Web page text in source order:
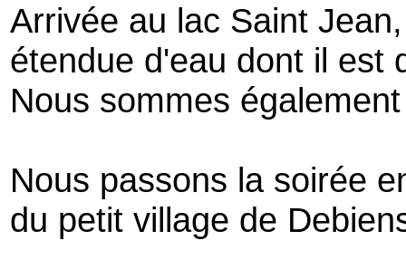
Arrivée au lac Saint
étendue d'eau dont il est
Nous sommes
Nous passons la soirée
du petit village de